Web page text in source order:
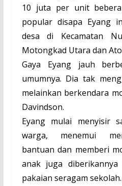
10 juta per unit
popular disapa Eyang
desa di Kecamatan
Motongkad Utara dan
Gaya Eyang jauh
umumnya. Dia tak
melainkan berkendara
Davindson.
Eyang mulai menyisir
warga, menemui
bantuan dan memberi
anak juga
pakaian seragam sekolah.